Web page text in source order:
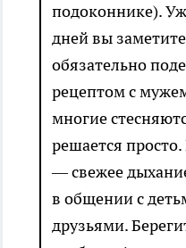
подоконнике).
дней вы
обязательно
рецептом с
многие
решается
— свежее
в общении с
друзьями.